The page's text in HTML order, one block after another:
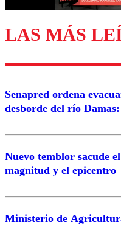
LAS MÁS
Senapred ordena
desborde del río
Nuevo temblor sacude
magnitud y el epicentro
Ministerio de